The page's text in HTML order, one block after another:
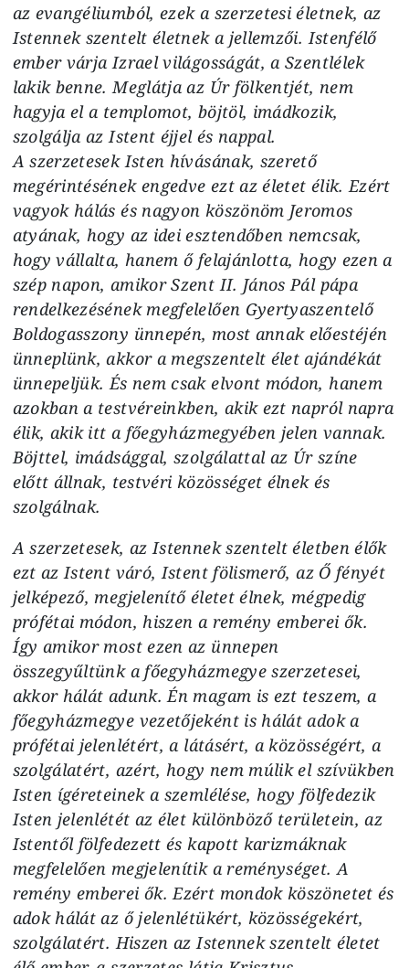
az evangéliumból, ezek a szerzetesi életnek, az
Istennek szentelt életnek a jellemzői. Istenfélő
ember várja Izrael világosságát, a Szentlélek
lakik benne. Meglátja az Úr fölkentjét, nem
hagyja el a templomot, böjtöl, imádkozik,
szolgálja az Istent éjjel és nappal.
A szerzetesek Isten hívásának, szerető
megérintésének engedve ezt az életet élik. Ezért
vagyok hálás és nagyon köszönöm Jeromos
atyának, hogy az idei esztendőben nemcsak,
hogy vállalta, hanem ő felajánlotta, hogy ezen a
szép napon, amikor Szent II. János Pál pápa
rendelkezésének megfelelően Gyertyaszentelő
Boldogasszony ünnepén, most annak előestéjén
ünneplünk, akkor a megszentelt élet ajándékát
ünnepeljük. És nem csak elvont módon, hanem
azokban a testvéreinkben, akik ezt napról napra
élik, akik itt a főegyházmegyében jelen vannak.
Böjttel, imádsággal, szolgálattal az Úr színe
előtt állnak, testvéri közösséget élnek és
szolgálnak.
A szerzetesek, az Istennek szentelt életben élők
ezt az Istent váró, Istent fölismerő, az Ő fényét
jelképező, megjelenítő életet élnek, mégpedig
prófétai módon, hiszen a remény emberei ők.
Így amikor most ezen az ünnepen
összegyűltünk a főegyházmegye szerzetesei,
akkor hálát adunk. Én magam is ezt teszem, a
főegyházmegye vezetőjeként is hálát adok a
prófétai jelenlétért, a látásért, a közösségért, a
szolgálatért, azért, hogy nem múlik el szívükben
Isten ígéreteinek a szemlélése, hogy fölfedezik
Isten jelenlétét az élet különböző területein, az
Istentől fölfedezett és kapott karizmáknak
megfelelően megjelenítik a reménységet. A
remény emberei ők. Ezért mondok köszönetet és
adok hálát az ő jelenlétükért, közösségekért,
szolgálatért. Hiszen az Istennek szentelt életet